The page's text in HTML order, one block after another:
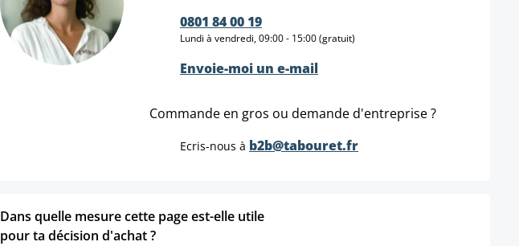
0801 84 00 19
Lundi à vendredi, 09:00 - 15:00 (gratuit)
Envoie-moi un e-mail
Commande en gros ou demande d'entreprise ?
Ecris-nous à b2b@tabouret.fr
Dans quelle mesure cette page est-elle utile
pour ta décision d'achat ?